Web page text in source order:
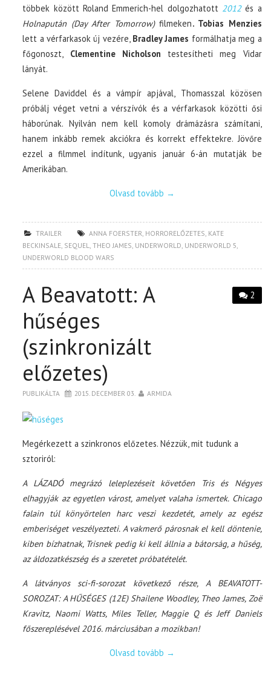
többek között Roland Emmerich-hel dolgozhatott 2012és a
Holnapután (Day After Tomorrow)filmeken. Tobias Menzies
lett a vérfarkasok új vezére, Bradley James formálhatja meg a
főgonoszt, Clementine Nicholson testesítheti meg Vidar
lányát.
Selene Daviddel és a vámpír apjával, Thomasszal közösen
próbálj véget vetni a vérszívók és a vérfarkasok közötti ősi
háborúnak. Nyilván nem kell komoly drámázásra számítani,
hanem inkább remek akciókra és korrekt effektekre. Jövőre
ezzel a filmmel indítunk, ugyanis január 6-án mutatják be
Amerikában.
Olvasd tovább →
TRAILER ANNA FOERSTER, HORRORELŐZETES, KATE
BECKINSALE, SEQUEL,THEO JAMES, UNDERWORLD, UNDERWORLD 5,
UNDERWORLD BLOOD WARS
2
A Beavatott: A
hűséges
(szinkronizált
előzetes)
PUBLIKÁLTA 2015. DECEMBER 03. ARMIDA
Megérkezett a szinkronos előzetes. Nézzük, mit tudunk a
sztoriról:
A LÁZADÓ megrázó leleplezéseit követően Tris és Négyes
elhagyják az egyetlen várost, amelyet valaha ismertek. Chicago
falain túl könyörtelen harc veszi kezdetét, amely az egész
emberiséget veszélyezteti. A vakmerő párosnak el kell döntenie,
kiben bízhatnak, Trisnek pedig ki kell állnia a bátorság, a hűség,
az áldozatkészség és a szeretet próbatételét.
A látványos sci-fi-sorozat következő része, A BEAVATOTT-
SOROZAT: A HŰSÉGES (12E) Shailene Woodley, Theo James, Zoë
Kravitz, Naomi Watts, Miles Teller, Maggie Q és Jeff Daniels
főszereplésével 2016. márciusában a mozikban!
Olvasd tovább →